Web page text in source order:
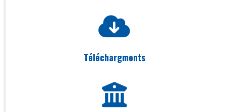
Téléchargments